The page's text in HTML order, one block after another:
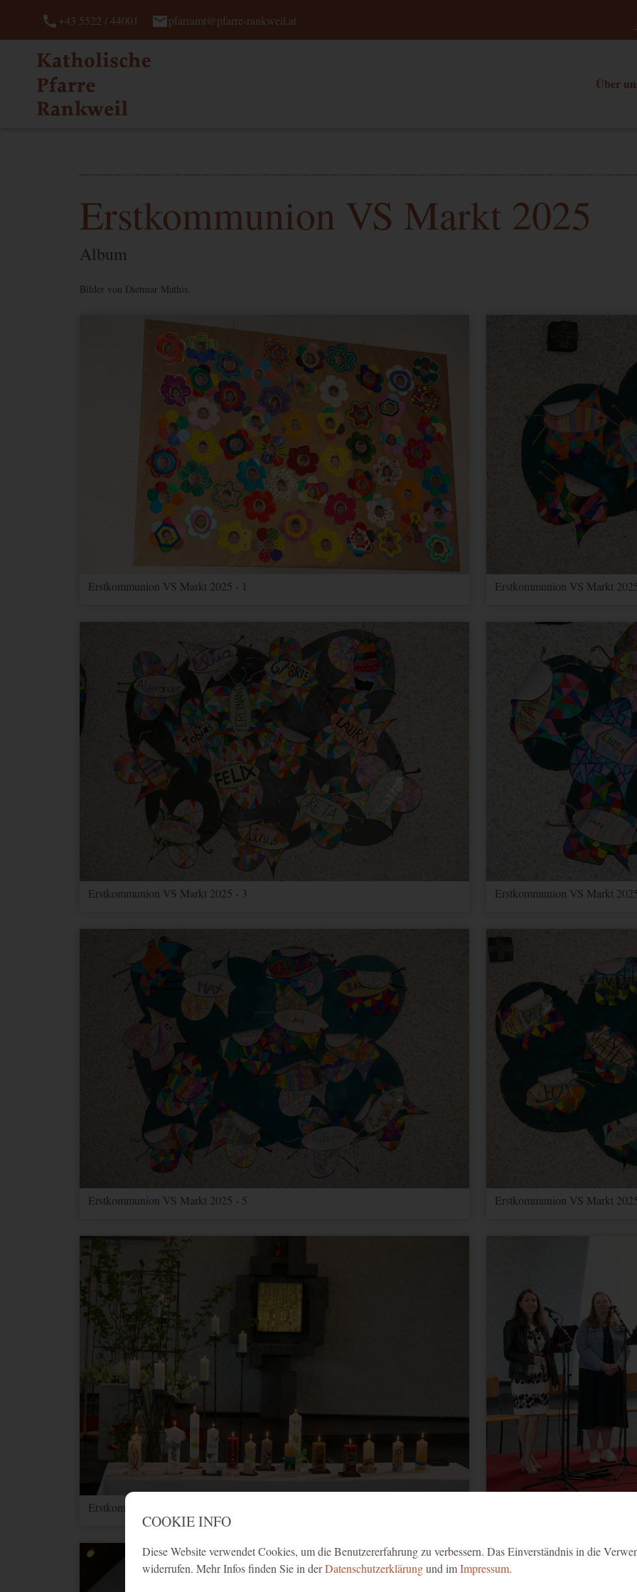
call+43 5522 / 44001 mailpfarramt@pfarre-rankweil.at
Über
Erstkommunion VS Markt 2025
Album
Bilder von Dietmar Mathis.
Erstkommunion VS Markt 2025 - 1 Erstkommunion VS Markt
Erstkommunion VS Markt 2025 - 3 Erstkommunion VS Markt
Erstkommunion VS Markt 2025 - 5 Erstkommunion VS Markt
Erstkommunion VS Markt 2025 - 7
COOKIE INFO
Diese Website verwendet Cookies, um die Benutzererfahrung zu verbessern. Das Einverständnis in die
widerrufen. Mehr Infos finden Sie in derDatenschutzerklärungund imImpressum.